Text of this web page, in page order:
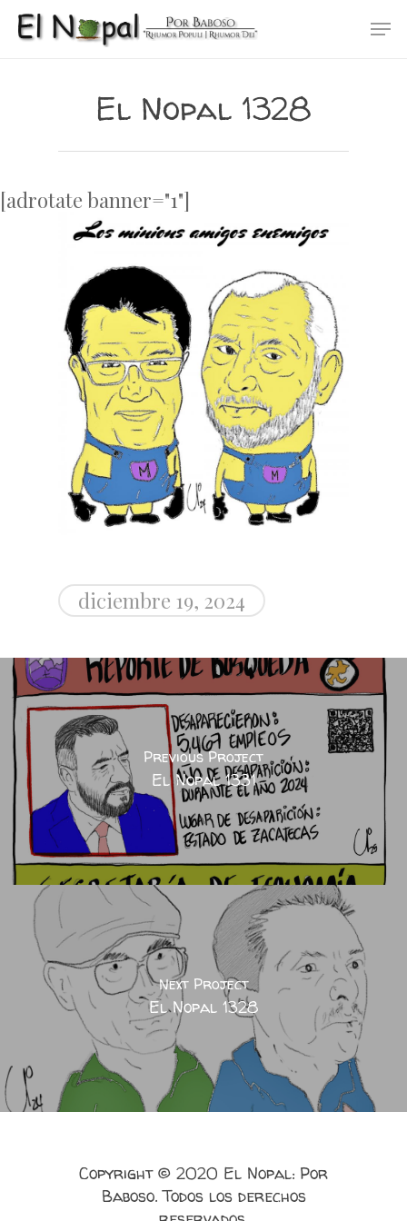
Skip
El Nopal 1328
[adrotate banner="1"]
diciembre 19, 2024
Previous Project
El Nopal 1331
Next Project
El Nopal 1328
Copyright © 2020 El Nopal: Por
Baboso. Todos los derechos